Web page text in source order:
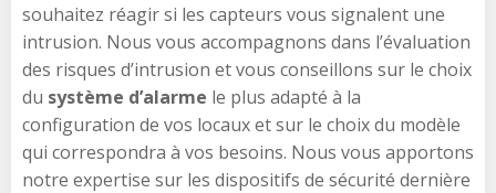
souhaitez réagir si les capteurs vous signalent une
intrusion. Nous vous accompagnons dans l’évaluation
des risques d’intrusion et vous conseillons sur le choix
du système d’alarme le plus adapté à la
configuration de vos locaux et sur le choix du modèle
qui correspondra à vos besoins. Nous vous apportons
notre expertise sur les dispositifs de sécurité dernière